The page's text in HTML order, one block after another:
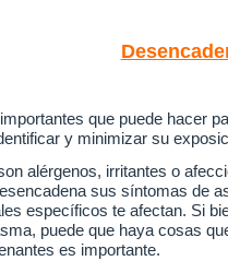
que puede hacer
y minimizar su
alérgenos, irritantes o
sus síntomas de
específicos te afectan. Si
puede que haya cosas
es importante.